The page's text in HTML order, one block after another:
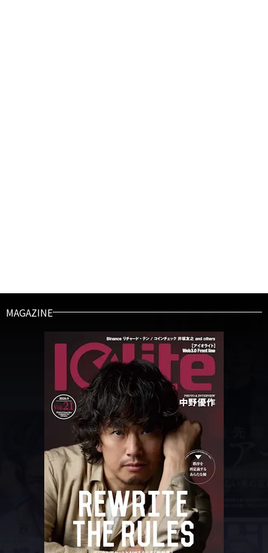
MAGAZINE